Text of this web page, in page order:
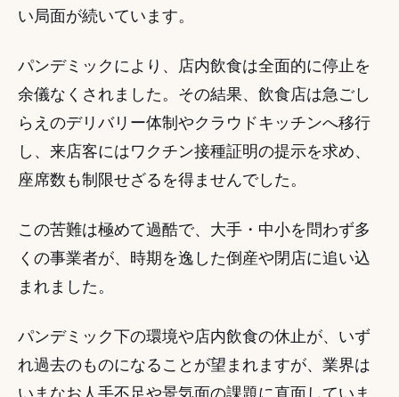
い局面が続いています。
パンデミックにより、店内飲食は全面的に停止を
余儀なくされました。その結果、飲食店は急ごし
らえのデリバリー体制やクラウドキッチンへ移行
し、来店客にはワクチン接種証明の提示を求め、
座席数も制限せざるを得ませんでした。
この苦難は極めて過酷で、大手・中小を問わず多
くの事業者が、時期を逸した倒産や閉店に追い込
まれました。
パンデミック下の環境や店内飲食の休止が、いず
れ過去のものになることが望まれますが、業界は